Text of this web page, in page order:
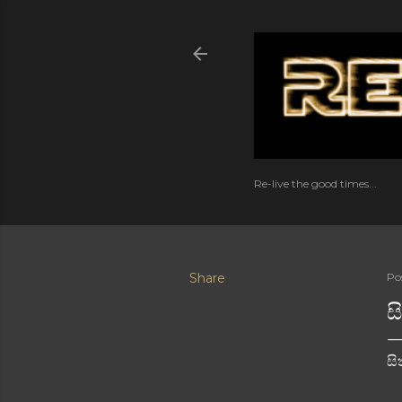
Re-live the good times...
Share